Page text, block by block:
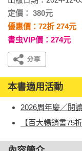
定價： 380元
優惠價：72折 274元
書虫VIP價：274元
本書適用活動
2026周年慶／閱
【百大暢銷書75